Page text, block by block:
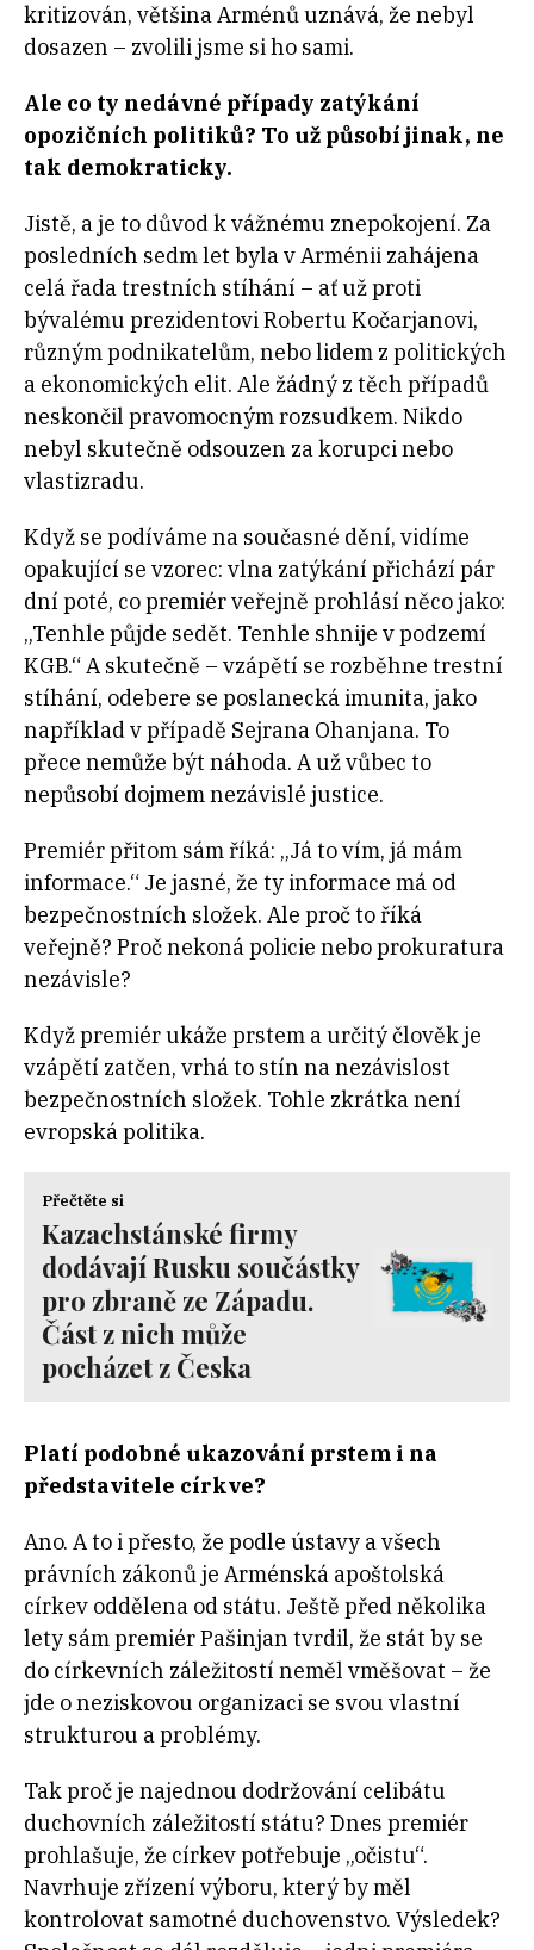
kritizován, většina Arménů uznává, že nebyl
dosazen – zvolili jsme si ho sami.
Ale co ty nedávné případy zatýkání
opozičních politiků? To už působí jinak, ne
tak demokraticky.
Jistě, a je to důvod k vážnému znepokojení. Za
posledních sedm let byla v Arménii zahájena
celá řada trestních stíhání – ať už proti
bývalému prezidentovi Robertu Kočarjanovi,
různým podnikatelům, nebo lidem z politických
a ekonomických elit. Ale žádný z těch případů
neskončil pravomocným rozsudkem. Nikdo
nebyl skutečně odsouzen za korupci nebo
vlastizradu.
Když se podíváme na současné dění, vidíme
opakující se vzorec: vlna zatýkání přichází pár
dní poté, co premiér veřejně prohlásí něco jako:
„Tenhle půjde sedět. Tenhle shnije v podzemí
KGB.“ A skutečně – vzápětí se rozběhne trestní
stíhání, odebere se poslanecká imunita, jako
například v případě Sejrana Ohanjana. To
přece nemůže být náhoda. A už vůbec to
nepůsobí dojmem nezávislé justice.
Premiér přitom sám říká: „Já to vím, já mám
informace.“ Je jasné, že ty informace má od
bezpečnostních složek. Ale proč to říká
veřejně? Proč nekoná policie nebo prokuratura
nezávisle?
Když premiér ukáže prstem a určitý člověk je
vzápětí zatčen, vrhá to stín na nezávislost
bezpečnostních složek. Tohle zkrátka není
evropská politika.
Přečtěte si
Kazachstánské firmy
dodávají Rusku součástky
pro zbraně ze Západu.
Část z nich může
pocházet z Česka
Platí podobné ukazování prstem i na
představitele církve?
Ano. A to i přesto, že podle ústavy a všech
právních zákonů je Arménská apoštolská
církev oddělena od státu. Ještě před několika
lety sám premiér Pašinjan tvrdil, že stát by se
do církevních záležitostí neměl vměšovat – že
jde o neziskovou organizaci se svou vlastní
strukturou a problémy.
Tak proč je najednou dodržování celibátu
duchovních záležitostí státu? Dnes premiér
prohlašuje, že církev potřebuje „očistu“.
Navrhuje zřízení výboru, který by měl
kontrolovat samotné duchovenstvo. Výsledek?